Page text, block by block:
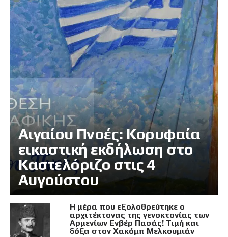
Αιγαίου Πνοές: Κορυφαία
εικαστική εκδήλωση στο
Καστελόριζο στις 4
Αυγούστου
Η μέρα που εξολοθρεύτηκε ο
αρχιτέκτονας της γενοκτονίας των
Αρμενίων Ενβέρ Πασάς! Τιμή και
δόξα στον Χακόμπ Μελκουμιάν